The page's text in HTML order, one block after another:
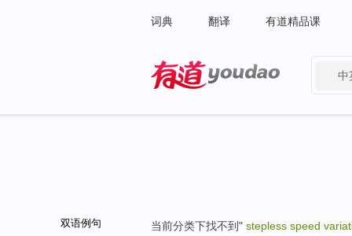
词典 翻译 有道精品课
中
双语例句 当前分类下找不到" stepless speed